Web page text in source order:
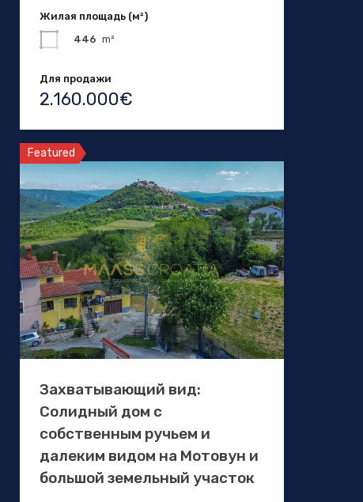
Жилая площадь (м²)
446 m²
Для продажи
2.160.000€
Featured
Захватывающий вид:
Солидный дом с
собственным ручьем и
далеким видом на Мотовун и
большой земельный участок